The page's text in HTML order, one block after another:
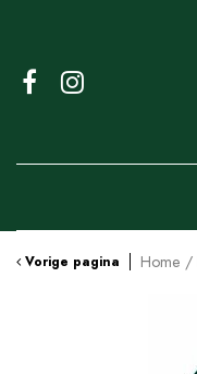
content
Vorige pagina Home